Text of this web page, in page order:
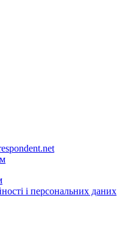
і персональних даних